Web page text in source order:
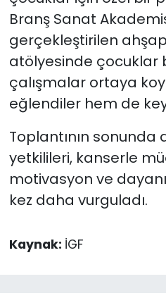
Branş Sanat
gerçekleştirilen
atölyesinde çocuklar
çalışmalar ortaya
eğlendiler hem de
Toplantının sonunda
yetkilileri, kanserle
motivasyon ve
kez daha vurguladı.
Kaynak: İGF